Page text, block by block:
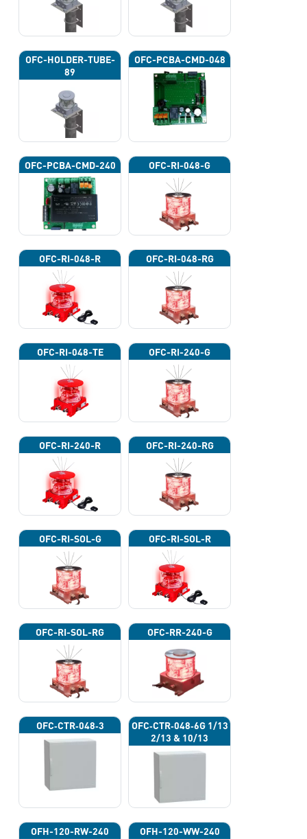
OFC-HOLDER-TUBE-
89
OFC-PCBA-CMD-048
OFC-PCBA-CMD-240 OFC-RI-048-G
OFC-RI-048-R OFC-RI-048-RG
OFC-RI-048-TE OFC-RI-240-G
OFC-RI-240-R OFC-RI-240-RG
OFC-RI-SOL-G OFC-RI-SOL-R
OFC-RI-SOL-RG OFC-RR-240-G
OFC‐CTR‐048‐3
OFC‐CTR‐048‐6G 1/13
2/13 & 10/13
OFH-120-RW-240 OFH-120-WW-240